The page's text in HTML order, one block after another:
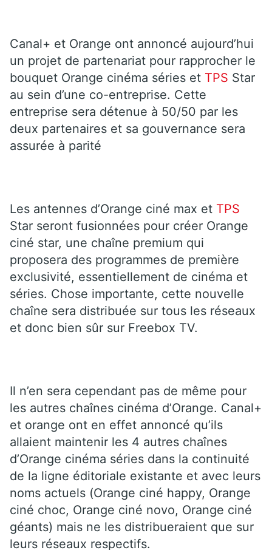
Canal+ et Orange ont annoncé aujourd’hui
un projet de partenariat pour rapprocher le
bouquet Orange cinéma séries et TPS Star
au sein d’une co-entreprise. Cette
entreprise sera détenue à 50/50 par les
deux partenaires et sa gouvernance sera
assurée à parité
Les antennes d’Orange ciné max et TPS
Star seront fusionnées pour créer Orange
ciné star, une chaîne premium qui
proposera des programmes de première
exclusivité, essentiellement de cinéma et
séries. Chose importante, cette nouvelle
chaîne sera distribuée sur tous les réseaux
et donc bien sûr sur Freebox TV.
Il n’en sera cependant pas de même pour
les autres chaînes cinéma d’Orange. Canal+
et orange ont en effet annoncé qu’ils
allaient maintenir les 4 autres chaînes
d’Orange cinéma séries dans la continuité
de la ligne éditoriale existante et avec leurs
noms actuels (Orange ciné happy, Orange
ciné choc, Orange ciné novo, Orange ciné
géants) mais ne les distribueraient que sur
leurs réseaux respectifs.